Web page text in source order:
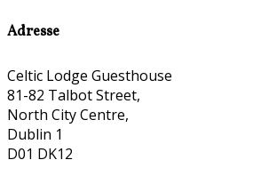
Adresse
Celtic Lodge Guesthouse
81-82 Talbot Street,
North City Centre,
Dublin 1
D01 DK12